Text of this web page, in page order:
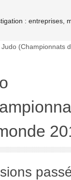
: entreprises,
Judo (Championnats